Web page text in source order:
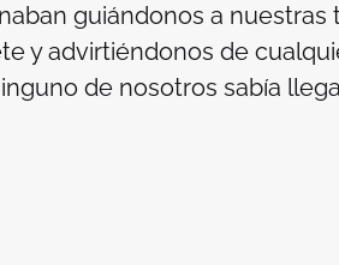
guiándonos a
y advirtiéndonos de
de nosotros sabía